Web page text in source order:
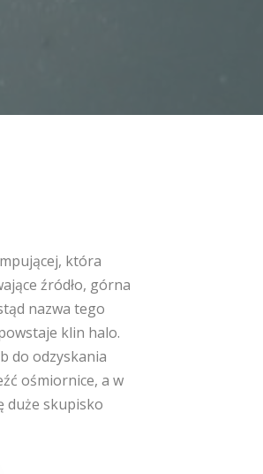
która
źródło, górna
nazwa tego
klin halo.
do odzyskania
ośmiornice, a w
duże skupisko